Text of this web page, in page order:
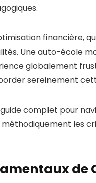
financière,
Une auto-école
globalement
sereinement
complet pour
les
de